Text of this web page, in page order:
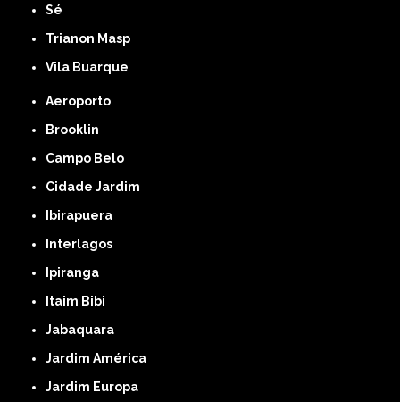
Sé
Trianon Masp
Vila Buarque
Aeroporto
Brooklin
Campo Belo
Cidade Jardim
Ibirapuera
Interlagos
Ipiranga
Itaim Bibi
Jabaquara
Jardim América
Jardim Europa